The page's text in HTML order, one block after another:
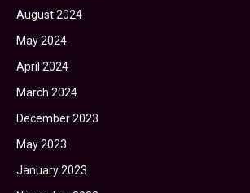
August 2024
May 2024
April 2024
March 2024
December 2023
May 2023
January 2023